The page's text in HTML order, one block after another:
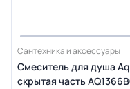
Сантехника и аксессуары
Смеситель для душа
скрытая часть